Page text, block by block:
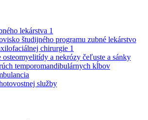
lekárstva 1
študijného programu zubné lekárstvo
chirurgie 1
osteomyelitídy a nekrózy čeľuste a sánky
temporomandibulárnych kĺbov
služby